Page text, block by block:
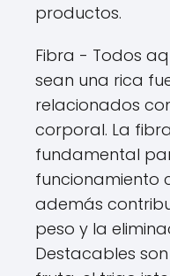
productos.
Fibra - Todos
sean una rica
relacionados
corporal. La
fundamental
funcionamiento
además
peso y la
Destacables